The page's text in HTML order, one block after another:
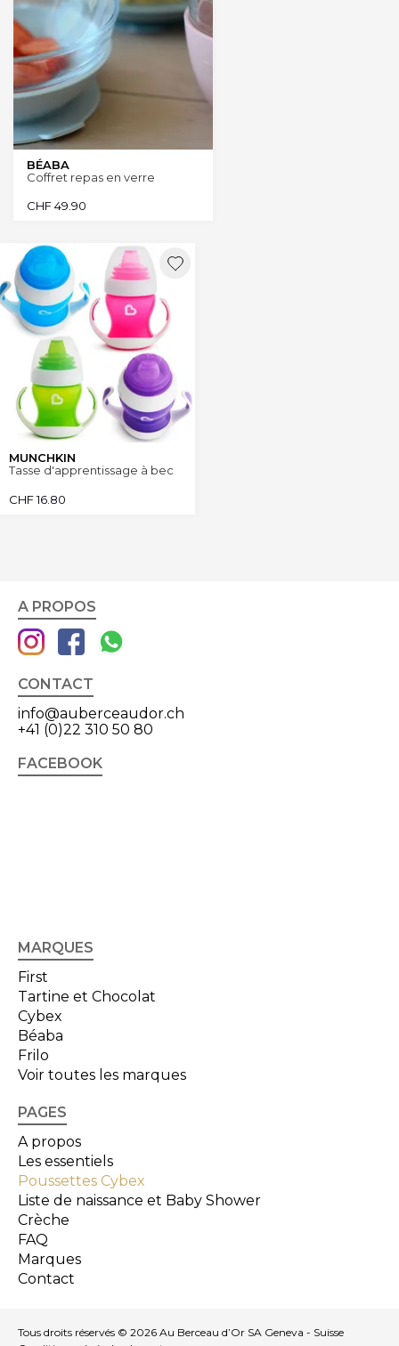
BÉABA
Coffret repas en verre
CHF49.90
MUNCHKIN
Tasse d'apprentissage à bec
CHF16.80
A PROPOS
CONTACT
info@auberceaudor.ch
+41 (0)22 310 50 80
FACEBOOK
MARQUES
First
Tartine et Chocolat
Cybex
Béaba
Frilo
Voir toutes les marques
PAGES
A propos
Les essentiels
Poussettes Cybex
Liste de naissance et Baby Shower
Crèche
FAQ
Marques
Contact
Tous droits réservés © 2026 Au Berceau d’Or SA Geneva - Suisse